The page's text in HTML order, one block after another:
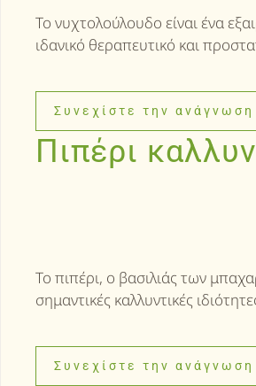
Το νυχτολούλουδο είναι ένα
ιδανικό θεραπευτικό και
Συνεχίστε την ανάγνωση
Πιπέρι
Το πιπέρι, ο βασιλιάς των
σημαντικές καλλυντικές
Συνεχίστε την ανάγνωση